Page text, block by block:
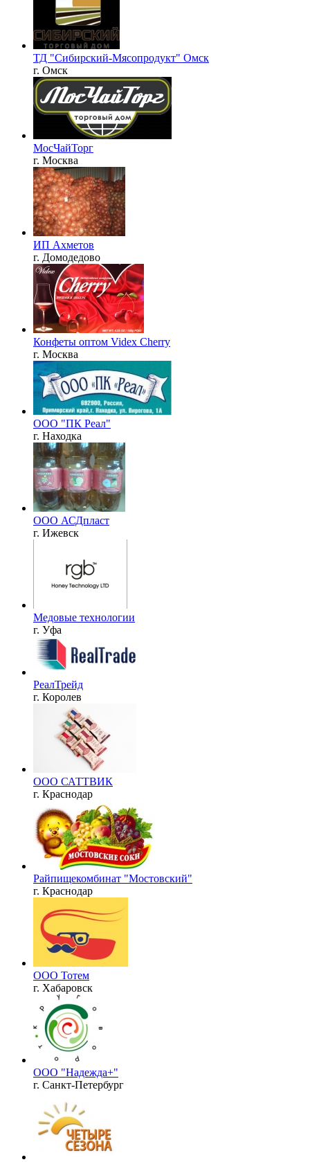
ТД "Сибирский-Мясопродукт" Омск
г. Омск
МосЧайТорг
г. Москва
ИП Ахметов
г. Домодедово
Конфеты оптом Videx Cherry
г. Москва
ООО "ПК Реал"
г. Находка
ООО АСДпласт
г. Ижевск
Медовые технологии
г. Уфа
РеалТрейд
г. Королев
ООО САТТВИК
г. Краснодар
Райпищекомбинат "Мостовский"
г. Краснодар
ООО Тотем
г. Хабаровск
ООО "Надежда+"
г. Санкт-Петербург